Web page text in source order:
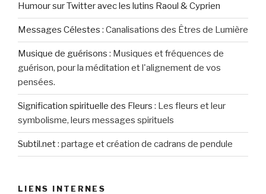
Humour sur Twitter avec les lutins Raoul & Cyprien
Messages Célestes : Canalisations des Êtres de Lumière
Musique de guérisons : Musiques et fréquences de
guérison, pour la méditation et l'alignement de vos
pensées.
Signification spirituelle des Fleurs : Les fleurs et leur
symbolisme, leurs messages spirituels
Subtil.net: partage et création de cadrans de pendule
LIENS INTERNES